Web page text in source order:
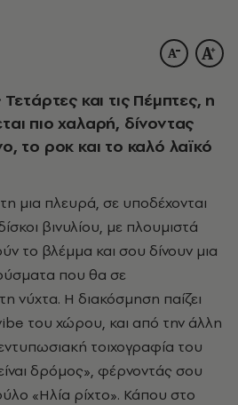
και τις Πέμπτες, η
πιο χαλαρή, δίνοντας
το ροκ και το καλό λαϊκό
μια πλευρά, σε υποδέχονται
βινυλίου, με πλουμιστά
το βλέμμα και σου δίνουν μια
που θα σε
νύχτα. Η διακόσμηση παίζει
του χώρου, και από την άλλη
τοιχογραφία του
δρόμος», φέρνοντάς σου
«Ηλία ρίχτο». Κάπου στο